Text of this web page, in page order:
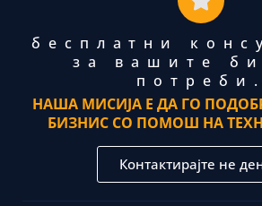
бесплатни
за вашите
потреби.
НАША МИСИЈА Е ДА ГО
БИЗНИС СО ПОМОШ НА
Контактирајте не